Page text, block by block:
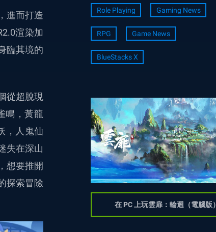
進而打造
渲染加
臨其境的
從超脫現
鳴，黃龍
，人鬼仙
失在深山
想要推開
探索冒險
Role Playing Gaming News
RPG Game News
BlueStacks X
在 PC 上玩雲扉：輪迴（電腦版）